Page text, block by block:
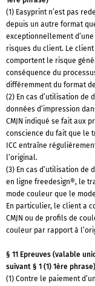
(1) Easyprint n’est pas
depuis un autre format
exceptionnellement
risques du client. Le
comportent le risque
conséquence du
différemment du format
(2) En cas d’utilisation de
données d’impression
CMJN indiqué se fait aux
conscience du fait que le
ICC entraîne
l’original.
(3) En cas d’utilisation de
en ligne freedesign®, le
mode couleur que le
En particulier, le client a
CMJN ou de profils de
couleur par rapport à
§ 11 Epreuves (valable
suivant § 1 (1) 1ère phrase)
(1) Contre le paiement